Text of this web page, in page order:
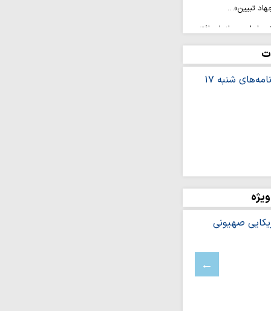
تبیین»…
«جاهلیت سازمان‌یافته»
بیمار،…
انقلاب، تحول از
«هدایت‌گری…
در برابر
کردند
جبهه جهاد تبیین